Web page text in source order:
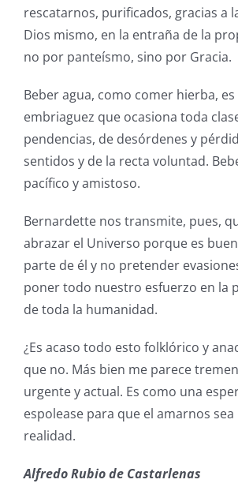
rescatarnos, purificados, gracias a
Dios mismo, en la entraña de la
no por panteísmo, sino por Gracia.
Beber agua, como comer hierba,
embriaguez que ocasiona toda
pendencias, de desórdenes y
sentidos y de la recta voluntad.
pacífico y amistoso.
Bernardette nos transmite, pues,
abrazar el Universo porque es
parte de él y no pretender
poner todo nuestro esfuerzo en la
de toda la humanidad.
¿Es acaso todo esto folklórico y
que no. Más bien me parece
urgente y actual. Es como una
espolease para que el amarnos
realidad.
Alfredo Rubio de Castarlenas